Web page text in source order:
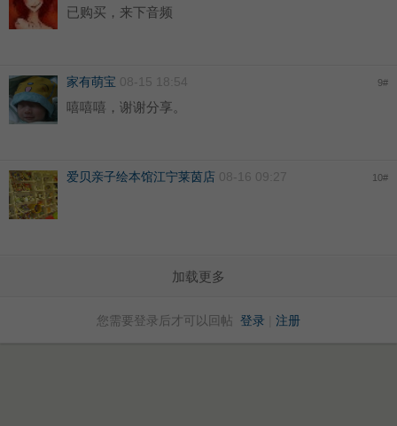
已购买，来下音频
家有萌宝 08-15 18:54 9#
嘻嘻嘻，谢谢分享。
爱贝亲子绘本馆江宁莱茵店 08-16 09:27 10#
加载更多
您需要登录后才可以回帖 登录 注册